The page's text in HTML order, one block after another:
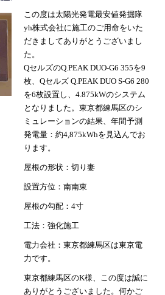
この度は太陽光発電最安値発掘隊
yh株式会社に施工のご用命をいた
だきましてありがとうございまし
た。
QセルズのQ.PEAK DUO-G6 355を9
枚、Qセルズ Q.PEAK DUO S-G6 280
を6枚設置し、4.875kWのシステム
となりました。東京都練馬区のシ
ミュレーションの結果、年間予測
発電量：約4,875kWhを見込んでお
ります。
屋根の形状：切り妻
設置方位：南南東
屋根の勾配：4寸
工法：強化施工
電力会社：東京都練馬区は東京電
力です。
東京都練馬区のK様、この度は誠に
ありがとうございました。何かご